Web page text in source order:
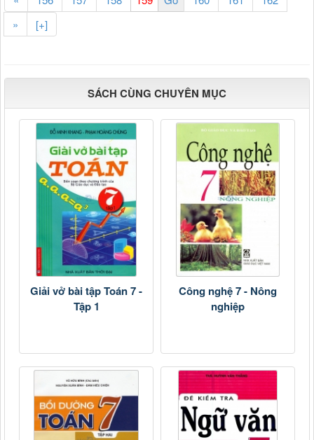
»
[+]
SÁCH CÙNG CHUYÊN MỤC
Giải vở bài tập Toán 7 -
Tập 1
Công nghệ 7 - Nông
nghiệp